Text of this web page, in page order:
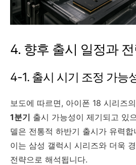
4. 향후 출시 일정과
4-1. 출시 시기 조정 가능
보도에 따르면, 아이폰 18 시리즈
1분기 출시 가능성이 제기되고 있
델은 전통적 하반기 출시가 유력합
이는 삼성 갤럭시 시리즈와 더욱
전략으로 해석됩니다.